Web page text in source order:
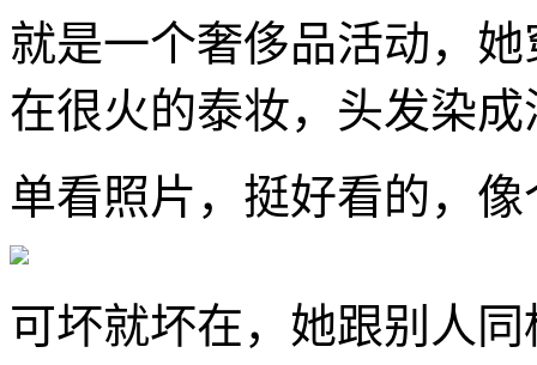
就是一个奢侈品活动，
在很火的泰妆，头发染
单看照片，挺好看的，
可坏就坏在，她跟别人同